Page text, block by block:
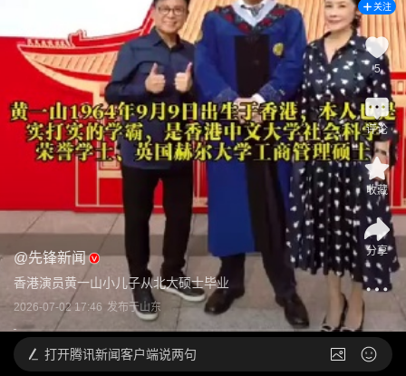
@先锋新闻
香港演员黄一山小儿子从北大硕士毕业
2026-07-02 17:46 发布于山东
关注
5
评论
收藏
分享
打开腾讯新闻客户端说两句